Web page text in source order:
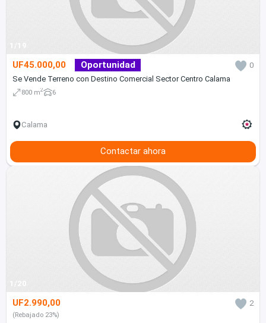
1/19
UF45.000,00 Oportunidad
0
Se Vende Terreno con Destino Comercial Sector Centro Calama
800 m2 6
Calama
Contactar ahora
1/20
UF2.990,00 2
(Rebajado 23%)